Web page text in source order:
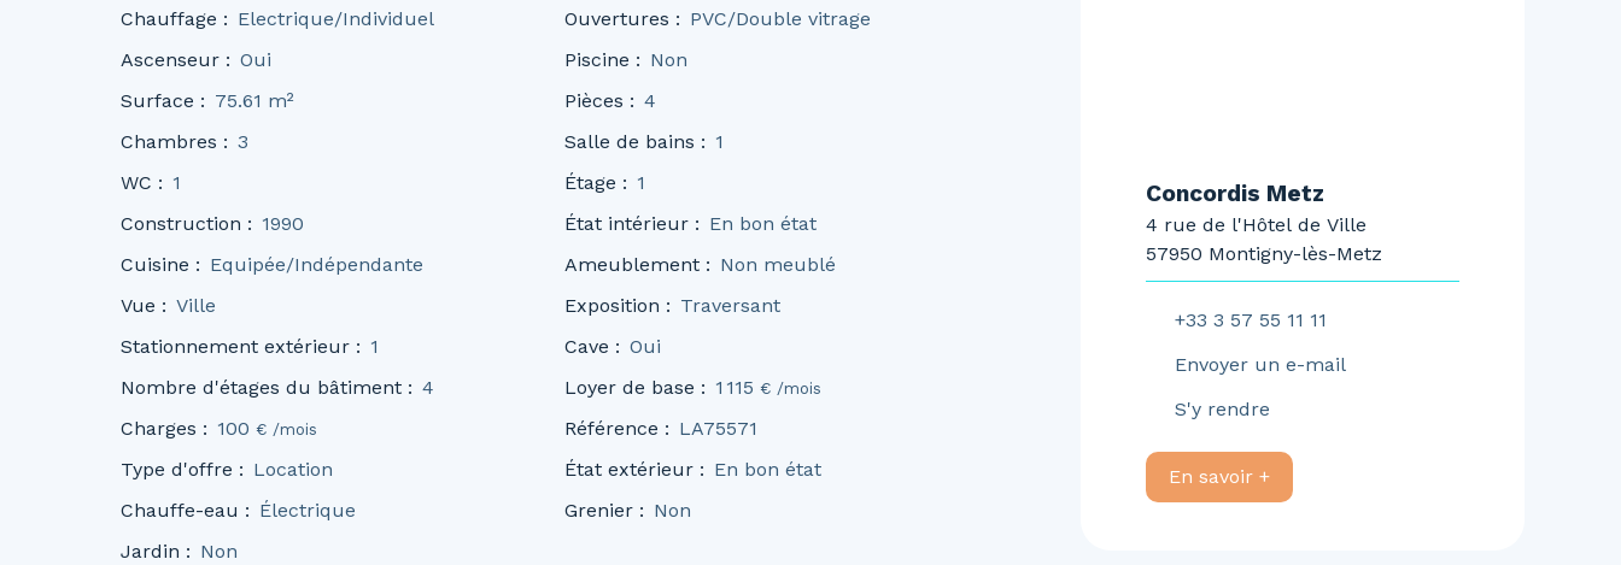
Chauffage : Electrique/Individuel Ouvertures : PVC/Double vitrage
Ascenseur : Oui Piscine : Non
Surface : 75.61 m² Pièces : 4
Chambres : 3 Salle de bains : 1
WC : 1 Étage : 1
Construction : 1990 État intérieur : En bon état
Cuisine : Equipée/Indépendante Ameublement : Non meublé
Vue : Ville Exposition : Traversant
Stationnement extérieur : 1 Cave : Oui
Nombre d'étages du bâtiment : 4 Loyer de base : 1 115 € /mois
Charges : 100 € /mois Référence : LA75571
Type d'offre : Location État extérieur : En bon état
Chauffe-eau : Électrique Grenier : Non
Jardin : Non
Concordis Metz
4 rue de l'Hôtel de Ville
57950 Montigny-lès-Metz
+33 3 57 55 11 11
Envoyer un e-mail
S'y rendre
En savoir +